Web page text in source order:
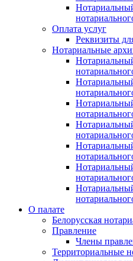
Оплата услуг
Реквизиты
Нотариальные
О палате
Белорусская
Правление
Члены
Территориальные